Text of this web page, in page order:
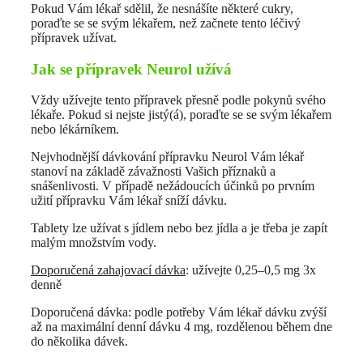
Pokud Vám lékař sdělil, že nesnášíte některé cukry,
poraďte se se svým lékařem, než začnete tento léčivý
přípravek užívat.
Jak se přípravek Neurol užívá
Vždy užívejte tento přípravek přesně podle pokynů svého
lékaře. Pokud si nejste jistý(á), poraďte se se svým lékařem
nebo lékárníkem.
Nejvhodnější dávkování přípravku Neurol Vám lékař
stanoví na základě závažnosti Vašich příznaků a
snášenlivosti. V případě nežádoucích účinků po prvním
užití přípravku Vám lékař sníží dávku.
Tablety lze užívat s jídlem nebo bez jídla a je třeba je zapít
malým množstvím vody.
Doporučená zahajovací dávka: užívejte 0,25–0,5 mg 3x
denně
Doporučená dávka: podle potřeby Vám lékař dávku zvýší
až na maximální denní dávku 4 mg, rozdělenou během dne
do několika dávek.